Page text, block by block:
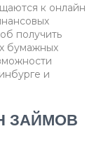
к онлайн
получить
бумажных
и
ЗАЙМОВ